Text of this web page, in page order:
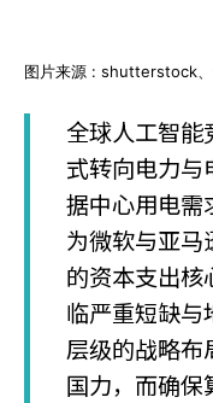
图片来源 : shutterstock
全球人工智
式转向电力与
据中心用电需
为微软与亚
的资本支出核
临严重短缺与
层级的战略布
国力，而确